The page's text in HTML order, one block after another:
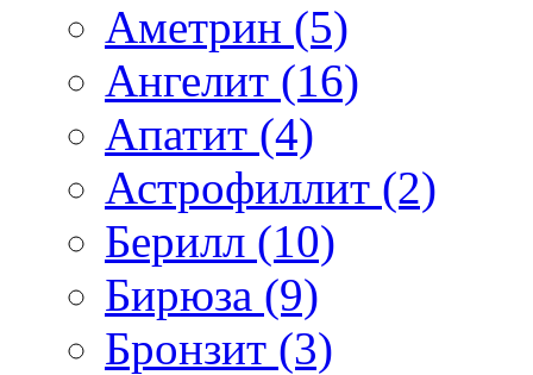
Аметрин (5)
Ангелит (16)
Апатит (4)
Астрофиллит (2)
Берилл (10)
Бирюза (9)
Бронзит (3)